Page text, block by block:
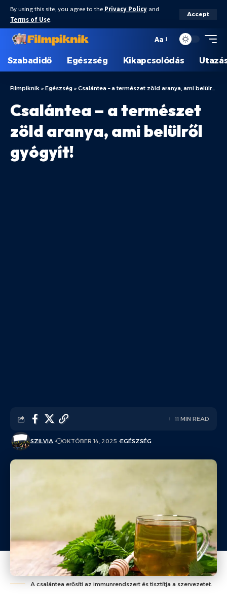
By using this site, you agree to the Privacy Policy and
Terms of Use.
Accept
Aa
Szabadidő Egészség Kikapcsolódás
Filmpiknik » Egészség » Csalántea – a természet zöld aranya, ami belülről gyógyít!
Csalántea – a természet
zöld aranya, ami belülről
gyógyít!
SZILVIA OKTÓBER 14, 2025 EGÉSZSÉG
11 MIN READ
A csalántea erősíti az immunrendszert és tisztítja a szervezetet.